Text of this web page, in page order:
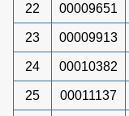
22 00009651
23 00009913
24 00010382
25 00011137